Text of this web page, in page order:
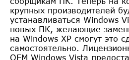
крупных производителей
устанавливаться Windows
новых ПК, желающие
на Windows XP смогут это
самостоятельно.
ОЕМ Windows Vista